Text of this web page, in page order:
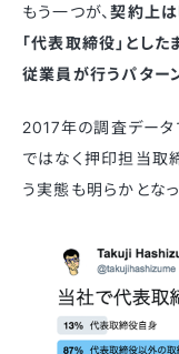
もう一つが、契約上
「代表取締役」とし
従業員が行うパター
2017年の調査データ
ではなく押印担当取
う実態も明らかとなっ